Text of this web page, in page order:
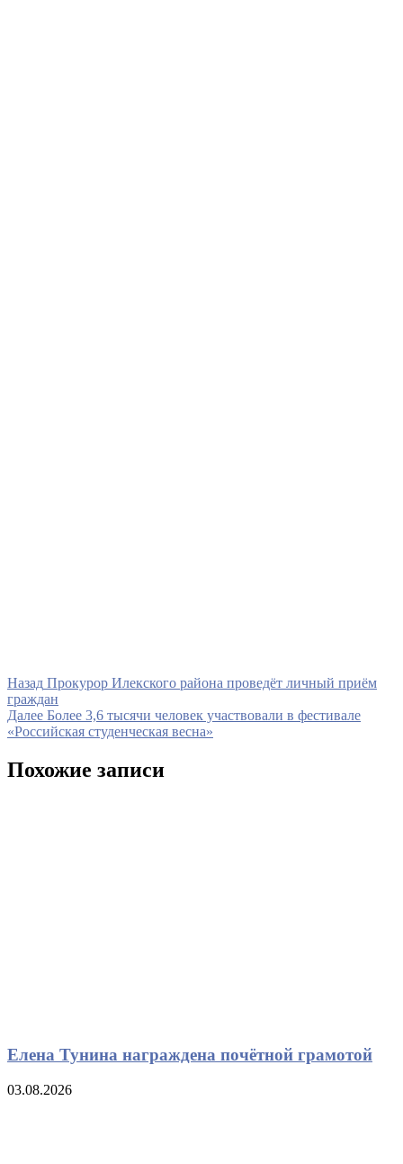
Навигация
по
записям
Назад Предыдущая
запись
Прокурор Илекского района проведёт личный приём
граждан
Далее Следующая
запись
Более 3,6 тысячи человек участвовали в фестивале
«Российская студенческая весна»
Похожие записи
Елена Тунина награждена почётной грамотой
03.08.2026